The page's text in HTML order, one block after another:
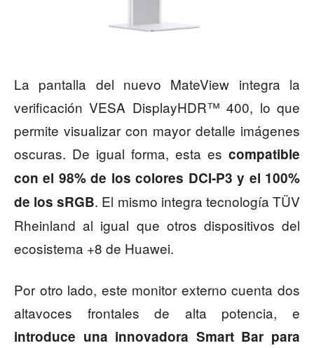
La pantalla del nuevo MateView integra la
verificación VESA DisplayHDR™ 400, lo que
permite visualizar con mayor detalle imágenes
oscuras. De igual forma, esta es compatible
con el 98% de los colores DCI-P3 y el 100%
de los sRGB. El mismo integra tecnología TÜV
Rheinland al igual que otros dispositivos del
ecosistema +8 de Huawei.
Por otro lado, este monitor externo cuenta dos
altavoces frontales de alta potencia, e
introduce una innovadora Smart Bar para